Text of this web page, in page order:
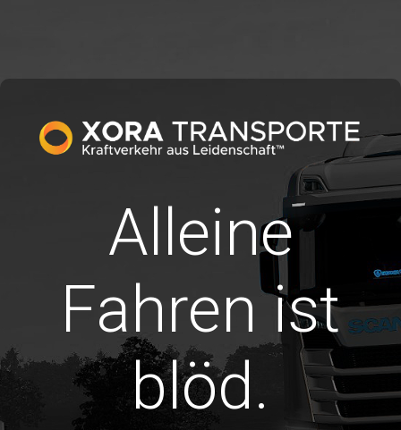
Alleine
Fahren ist
blöd.